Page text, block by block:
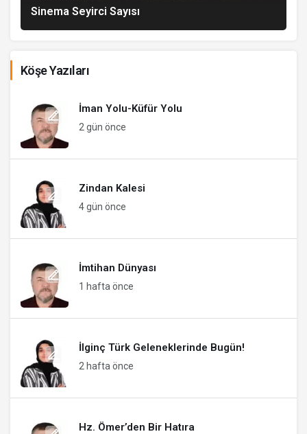
Sinema Seyirci Sayısı
Köşe Yazıları
İman Yolu-Küfür Yolu
2 gün önce
Zindan Kalesi
4 gün önce
İmtihan Dünyası
1 hafta önce
İlginç Türk Geleneklerinde Bugün!
2 hafta önce
Hz. Ömer’den Bir Hatıra